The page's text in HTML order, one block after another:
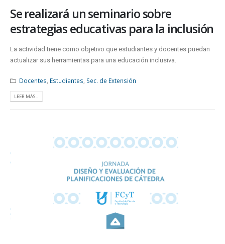
Se realizará un seminario sobre
estrategias educativas para la inclusión
La actividad tiene como objetivo que estudiantes y docentes puedan
actualizar sus herramientas para una educación inclusiva.
Docentes Estudiantes Sec. de Extensión
LEER MÁS...